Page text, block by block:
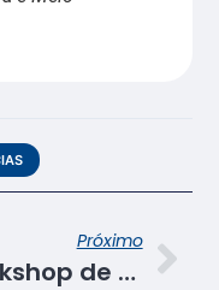
Próximo
Workshop de Locução Comercial